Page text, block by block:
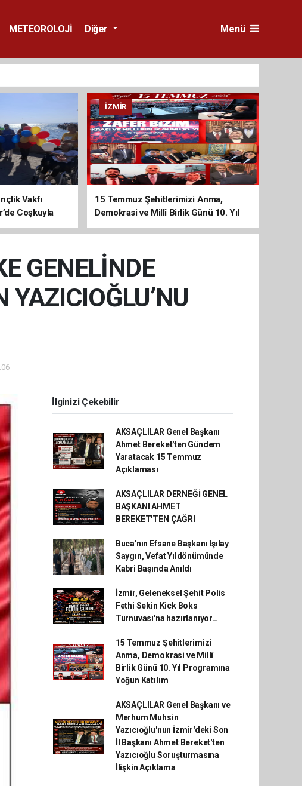
METEOROLOJİ
Diğer Menü
Vakfı
Coşkuyla
İZMIR
15 Temmuz Şehitlerimizi Anma,
Demokrasi ve Millî Birlik Günü 10. Yıl
Programına Yoğun Katılım
GENELİNDE
İlginizi Çekebilir
AKSAÇLILAR Genel Başkanı
Ahmet Bereket'ten Gündem
Yaratacak 15 Temmuz
Açıklaması
AKSAÇLILAR DERNEĞİ GENEL
BAŞKANI AHMET
BEREKET'TEN ÇAĞRI
Buca'nın Efsane Başkanı Işılay
Saygın, Vefat Yıldönümünde
Kabri Başında Anıldı
İzmir, Geleneksel Şehit Polis
Fethi Sekin Kick Boks
Turnuvası'na hazırlanıyor…
15 Temmuz Şehitlerimizi
Anma, Demokrasi ve Millî
Birlik Günü 10. Yıl Programına
Yoğun Katılım
AKSAÇLILAR Genel Başkanı ve
Merhum Muhsin
Yazıcıoğlu'nun İzmir'deki Son
İl Başkanı Ahmet Bereket'ten
Yazıcıoğlu Soruşturmasına
İlişkin Açıklama